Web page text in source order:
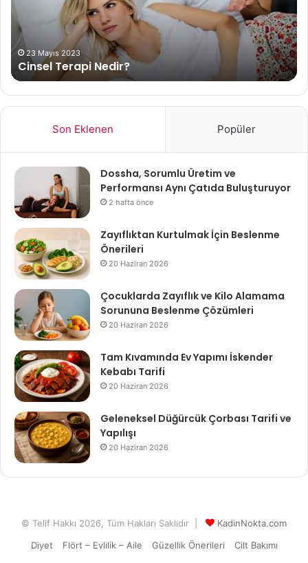
Faydaları
Nelerdir?
21 Nisan 2024
E Vitamini Nedir? E Vitamininin Faydaları
Nelerdir?
Son Eklenen Popüler
Dossha, Sorumlu Üretim ve
Performansı Aynı Çatıda Buluşturuyor
2 hafta önce
Zayıflıktan Kurtulmak İçin Beslenme
Önerileri
20 Haziran 2026
Çocuklarda Zayıflık ve Kilo Alamama
Sorununa Beslenme Çözümleri
20 Haziran 2026
Tam Kıvamında Ev Yapımı İskender
Kebabı Tarifi
20 Haziran 2026
Geleneksel Düğürcük Çorbası Tarifi ve
Yapılışı
20 Haziran 2026
© Telif Hakkı 2026, Tüm Hakları Saklıdır |
KadinNokta.com
Diyet
Flört – Evlilik – Aile Güzellik Önerileri
Cilt Bakımı